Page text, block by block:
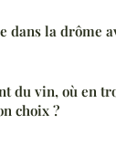
dans la drôme
du vin, où en
choix ?